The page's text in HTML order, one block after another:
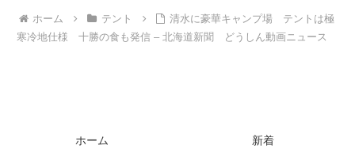
ホーム テント
清水に豪華キャンプ場 テントは極
寒冷地仕様 十勝の食も発信 – 北海道新聞 どうしん動画ニュース
ホーム
新着